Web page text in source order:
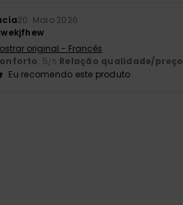
20. Maio 2026
original - Francês
: 5/5 Relação qualidade/preço
Eu recomendo este produto